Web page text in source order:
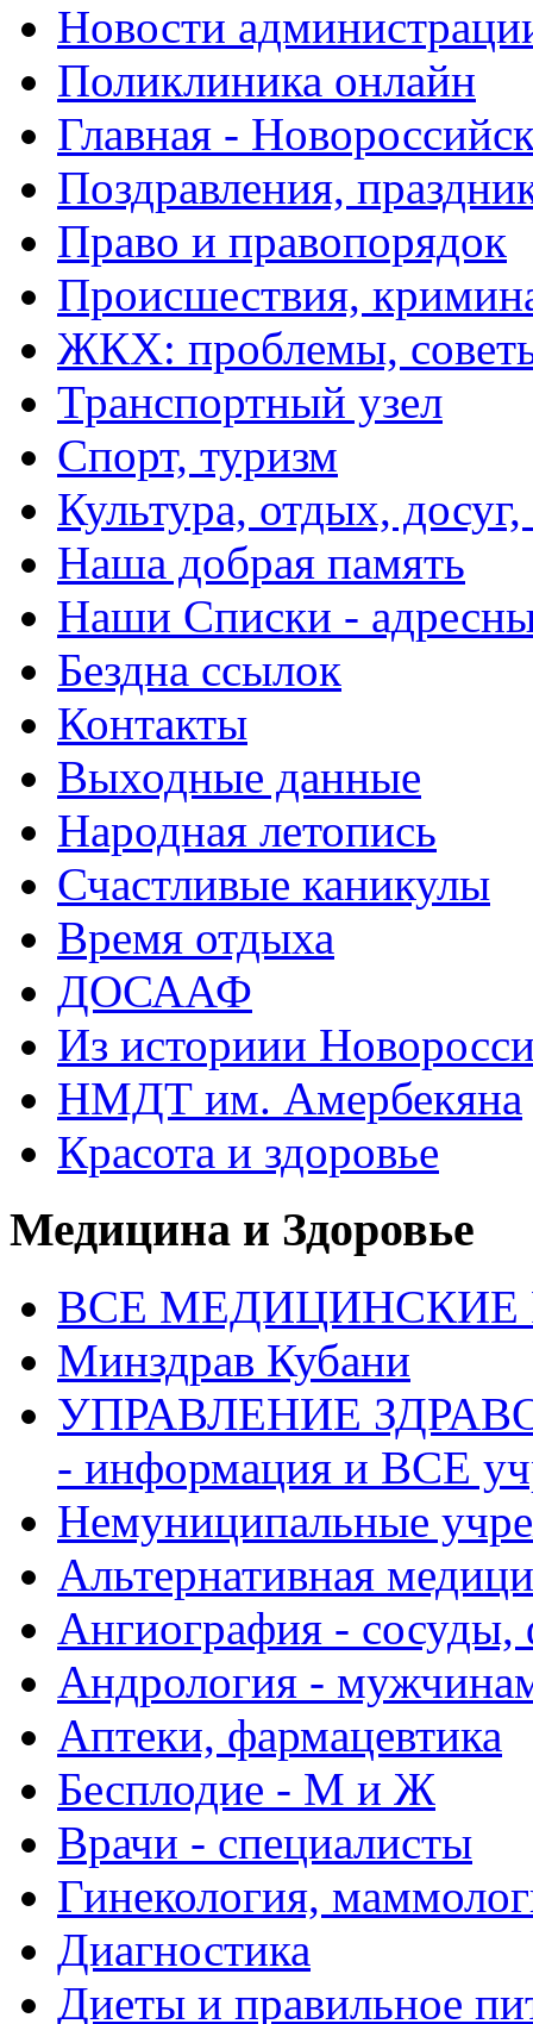
Новости
Поликлиника онлайн
Главная -
Поздравления,
Право и правопорядок
Происшествия,
ЖКХ: проблемы,
Транспортный узел
Спорт, туризм
Культура, отдых,
Наша добрая память
Наши Списки -
Бездна ссылок
Контакты
Выходные данные
Народная летопись
Счастливые каникулы
Время отдыха
ДОСААФ
Из историии
НМДТ им. Амербекяна
Красота и здоровье
Медицина и Здоровье
ВСЕ МЕДИЦИНСКИЕ
Минздрав Кубани
УПРАВЛЕНИЕ
- информация и ВСЕ
Немуниципальные
Альтернативная
Ангиография - сосуды,
Андрология -
Аптеки, фармацевтика
Бесплодие - М и Ж
Врачи - специалисты
Гинекология,
Диагностика
Диеты и правильное